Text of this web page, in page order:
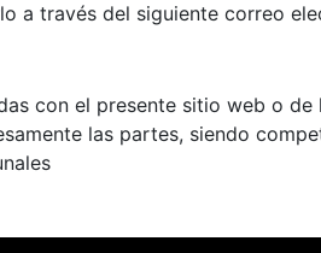
a través del siguiente correo
con el presente sitio web o
las partes, siendo